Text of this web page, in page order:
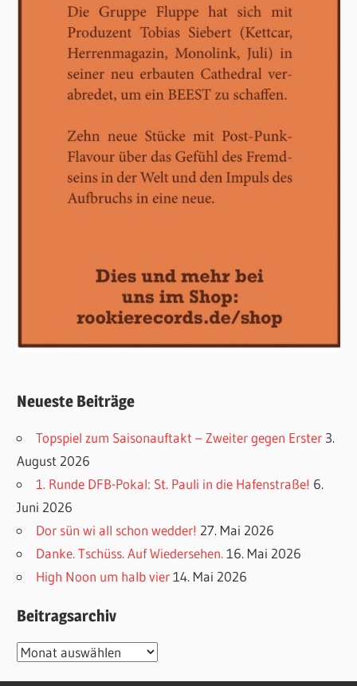
Neueste Beiträge
Topspiel zum Saisonauftakt – Zweiter gegen Erster 3.
August 2026
1. Runde DFB-Pokal: St. Pauli in die Hafenstraße! 6.
Juni 2026
Dor sün wi all schon wedder! 27. Mai 2026
Danke. Tschüss. Auf Wiedersehen. 16. Mai 2026
High Noon um halb vier 14. Mai 2026
Beitragsarchiv
Beitragsarchiv